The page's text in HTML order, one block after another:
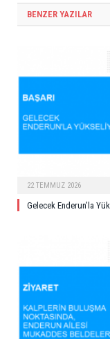
BENZER YAZILAR
22 TEMMUZ 2026
Gelecek Enderun’la